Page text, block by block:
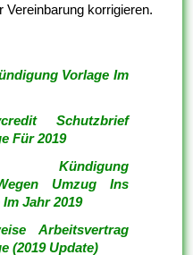
korrigieren.
Vorlage Im
Schutzbrief
Für 2019
Kündigung
Umzug Ins
Jahr 2019
Arbeitsvertrag
(2019 Update)